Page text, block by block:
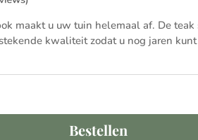
maakt u uw tuin helemaal af. De teak
kwaliteit zodat u nog jaren
Bestellen